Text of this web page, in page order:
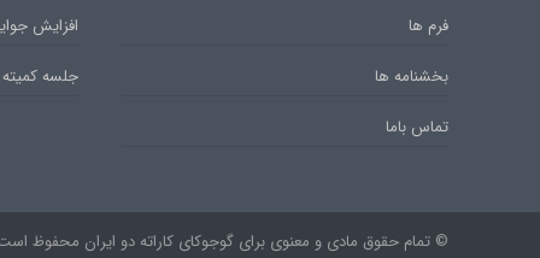
فرم ها
بخشنامه ها
تماس باما
افزایش
جلسه
© تمام حقوق مادی و معنوی برای گوجوکای کاراته دو ایران محفوظ است.